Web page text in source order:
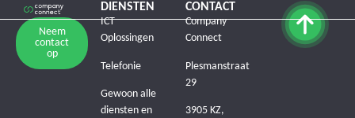
Neem
contact
op
DIENSTEN
ICT
Oplossingen
Telefonie
Gewoon alle
diensten en
CONTACT
Company
Connect
Plesmanstraat
29
3905 KZ,